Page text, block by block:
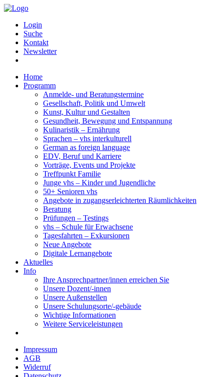
Login
Suche
Kontakt
Newsletter
Home
Programm
Anmelde- und Beratungstermine
Gesellschaft, Politik und Umwelt
Kunst, Kultur und Gestalten
Gesundheit, Bewegung und Entspannung
Kulinaristik – Ernährung
Sprachen – vhs interkulturell
German as foreign language
EDV, Beruf und Karriere
Vorträge, Events und Projekte
Treffpunkt Familie
Junge vhs – Kinder und Jugendliche
50+ Senioren vhs
Angebote in zugangserleichterten Räumlichkeiten
Beratung
Prüfungen – Testings
vhs – Schule für Erwachsene
Tagesfahrten – Exkursionen
Neue Angebote
Digitale Lernangebote
Aktuelles
Info
Ihre Ansprechpartner/innen erreichen Sie
Unsere Dozent/-innen
Unsere Außenstellen
Unsere Schulungsorte/-gebäude
Wichtige Informationen
Weitere Serviceleistungen
Impressum
AGB
Widerruf